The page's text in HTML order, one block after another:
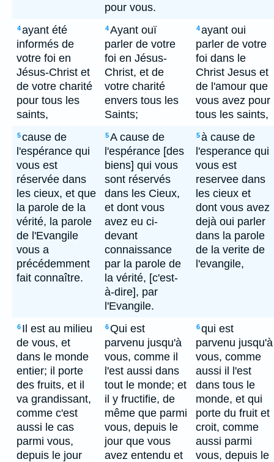
pour vous.
4ayant été
informés de
votre foi en
Jésus-Christ et
de votre charité
pour tous les
saints,
4Ayant ouï
parler de votre
foi en Jésus-
Christ, et de
votre charité
envers tous les
Saints;
4ayant oui
parler de votre
foi dans le
Christ Jesus et
de l'amour que
vous avez pour
tous les saints,
5cause de
l'espérance qui
vous est
réservée dans
les cieux, et que
la parole de la
vérité, la parole
de l'Evangile
vous a
précédemment
fait connaître.
5A cause de
l'espérance [des
biens] qui vous
sont réservés
dans les Cieux,
et dont vous
avez eu ci-
devant
connaissance
par la parole de
la vérité, [c'est-
à-dire], par
l'Evangile.
5à cause de
l'esperance qui
vous est
reservee dans
les cieux et
dont vous avez
dejà oui parler
dans la parole
de la verite de
l'evangile,
6 Il est au milieu
de vous, et
dans le monde
entier; il porte
des fruits, et il
va grandissant,
comme c'est
aussi le cas
parmi vous,
depuis le jour
6Qui est
parvenu jusqu'à
vous, comme il
l'est aussi dans
tout le monde; et
il y fructifie, de
même que parmi
vous, depuis le
jour que vous
avez entendu et
6qui est
parvenu jusqu'à
vous, comme
aussi il l'est
dans tous le
monde, et qui
porte du fruit et
croit, comme
aussi parmi
vous, depuis le